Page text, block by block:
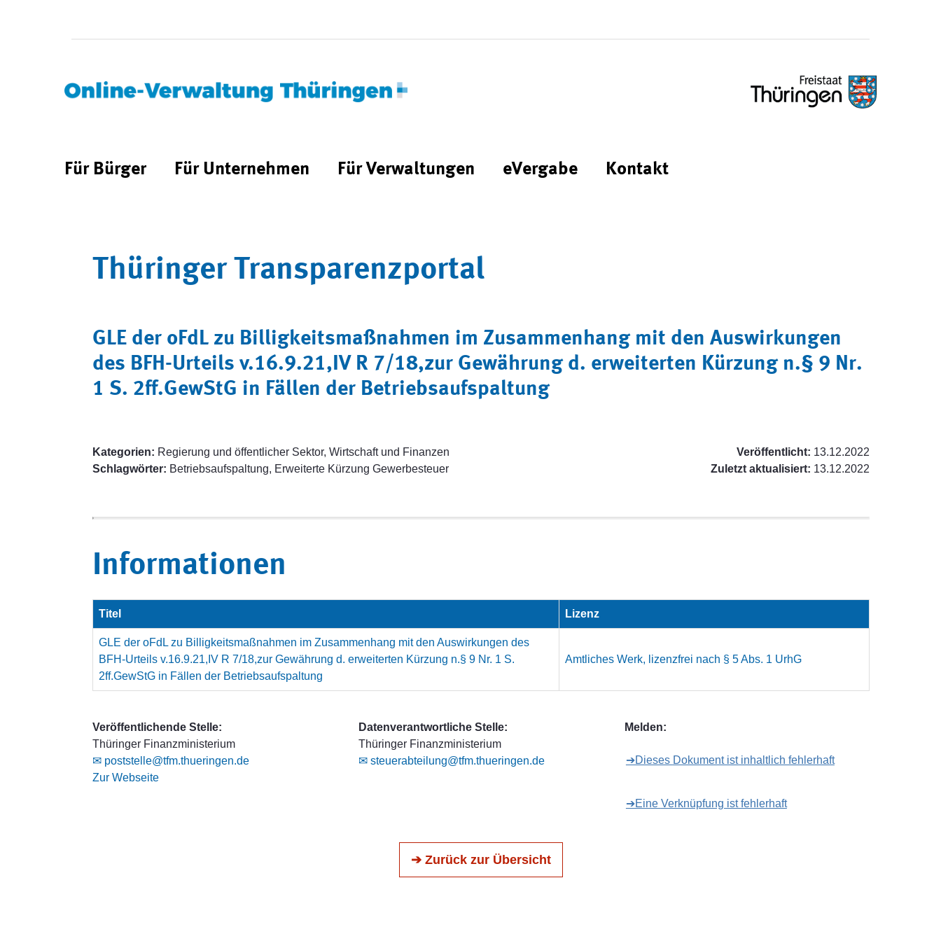
Für Bürger Für Unternehmen Für Verwaltungen eVergabe Kontakt
Thüringer Transparenzportal
GLE der oFdL zu Billigkeitsmaßnahmen im Zusammenhang mit den Auswirkungen
des BFH-Urteils v.16.9.21,IV R 7/18,zur Gewährung d. erweiterten Kürzung n.§ 9 Nr.
1 S. 2ff.GewStG in Fällen der Betriebsaufspaltung
Kategorien: Regierung und öffentlicher Sektor, Wirtschaft und Finanzen
Schlagwörter: Betriebsaufspaltung, Erweiterte Kürzung Gewerbesteuer
Veröffentlicht: 13.12.2022
Zuletzt aktualisiert: 13.12.2022
Informationen
Titel Lizenz
GLE der oFdL zu Billigkeitsmaßnahmen im Zusammenhang mit den Auswirkungen des
BFH-Urteils v.16.9.21,IV R 7/18,zur Gewährung d. erweiterten Kürzung n.§ 9 Nr. 1 S.
2ff.GewStG in Fällen der Betriebsaufspaltung
Amtliches Werk, lizenzfrei nach § 5 Abs. 1 UrhG
Veröffentlichende Stelle:
Thüringer Finanzministerium
✉ poststelle@tfm.thueringen.de
Zur Webseite
Datenverantwortliche Stelle:
Thüringer Finanzministerium
✉ steuerabteilung@tfm.thueringen.de
Melden:
➔Dieses Dokument ist inhaltlich fehlerhaft
➔Eine Verknüpfung ist fehlerhaft
➔ Zurück zur Übersicht